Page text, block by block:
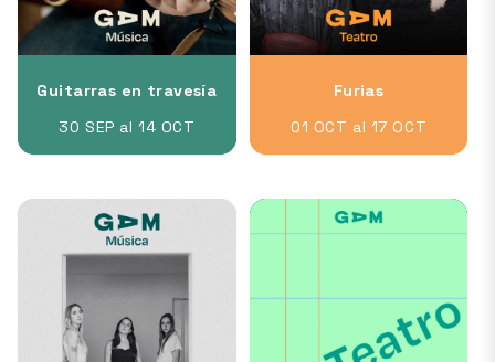
Guitarras en travesía
30 SEP al 14 OCT
Furias
01 OCT al 17 OCT